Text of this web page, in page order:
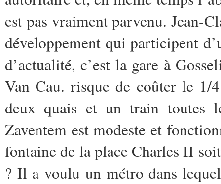
est pas vraiment parvenu. Jean-
développement qui participent
d’actualité, c’est la gare à
Van Cau. risque de coûter le
deux quais et un train toutes
Zaventem est modeste et
fontaine de la place Charles II
? Il a voulu un métro dans